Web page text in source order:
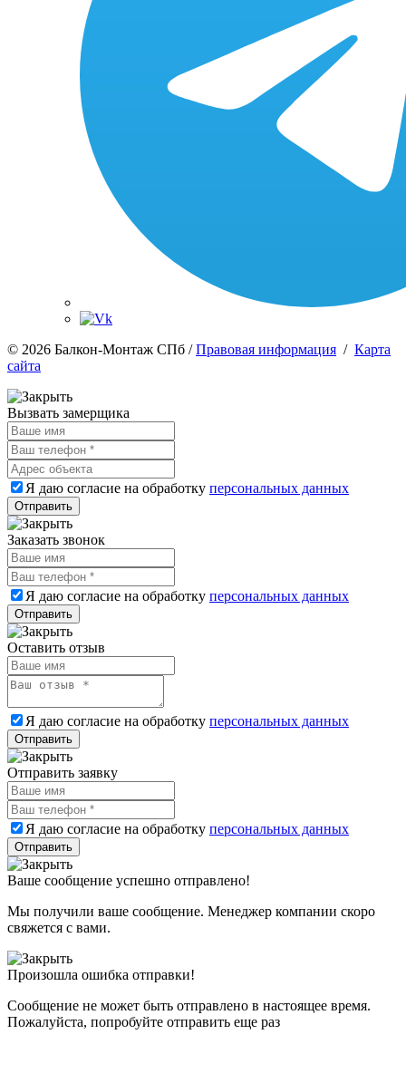
© 2026 Балкон-Монтаж СПб /Правовая информация / Карта
сайта
Вызвать замерщика
Я даю согласие на обработку персональных данных
Заказать звонок
Я даю согласие на обработку персональных данных
Оставить отзыв
Я даю согласие на обработку персональных данных
Отправить заявку
Я даю согласие на обработку персональных данных
Ваше сообщение успешно отправлено!
Мы получили ваше сообщение. Менеджер компании скоро
свяжется с вами.
Произошла ошибка отправки!
Сообщение не может быть отправлено в настоящее время.
Пожалуйста, попробуйте отправить еще раз